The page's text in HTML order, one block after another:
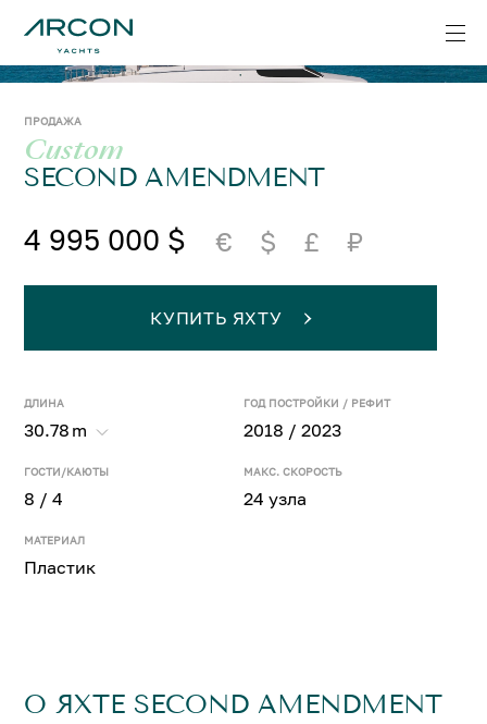
ПРОДАЖА
Custom
SECOND AMENDMENT
4 995 000 $ € $ £ ₽
ДЛИНА
30.78 m
ГОД ПОСТРОЙКИ / РЕФИТ
2018 / 2023
ГОСТИ/КАЮТЫ
8 / 4
МАКС. СКОРОСТЬ
24 узла
МАТЕРИАЛ
Пластик
КУПИТЬ ЯХТУ
О ЯХТЕ SECOND AMENDMENT